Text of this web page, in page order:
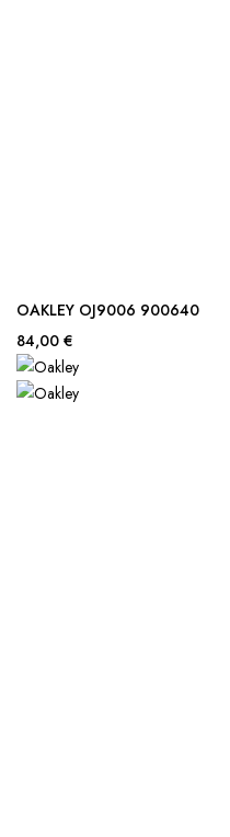
OAKLEY OJ9006 900640
84,00 €